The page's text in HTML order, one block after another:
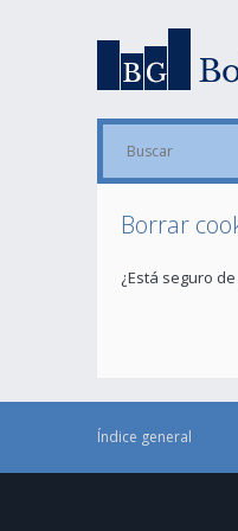
Borrar
¿Está seguro
Índice general